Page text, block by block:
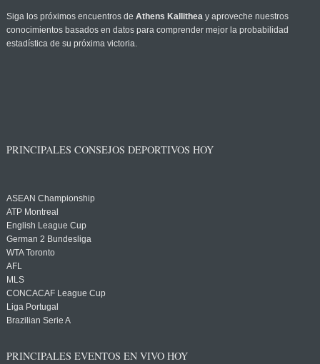
Siga los próximos encuentros de Athens Kallitheay aproveche nuestros
conocimientos basados en datos para comprender mejor la probabilidad
estadística de su próxima victoria.
PRINCIPALES CONSEJOS DEPORTIVOS HOY
ASEAN Championship
ATP Montreal
English League Cup
German 2 Bundesliga
WTA Toronto
AFL
MLS
CONCACAF League Cup
Liga Portugal
Brazilian Serie A
PRINCIPALES EVENTOS EN VIVO HOY